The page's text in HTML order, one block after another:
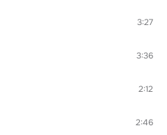
3:27
3:36
2:12
2:46